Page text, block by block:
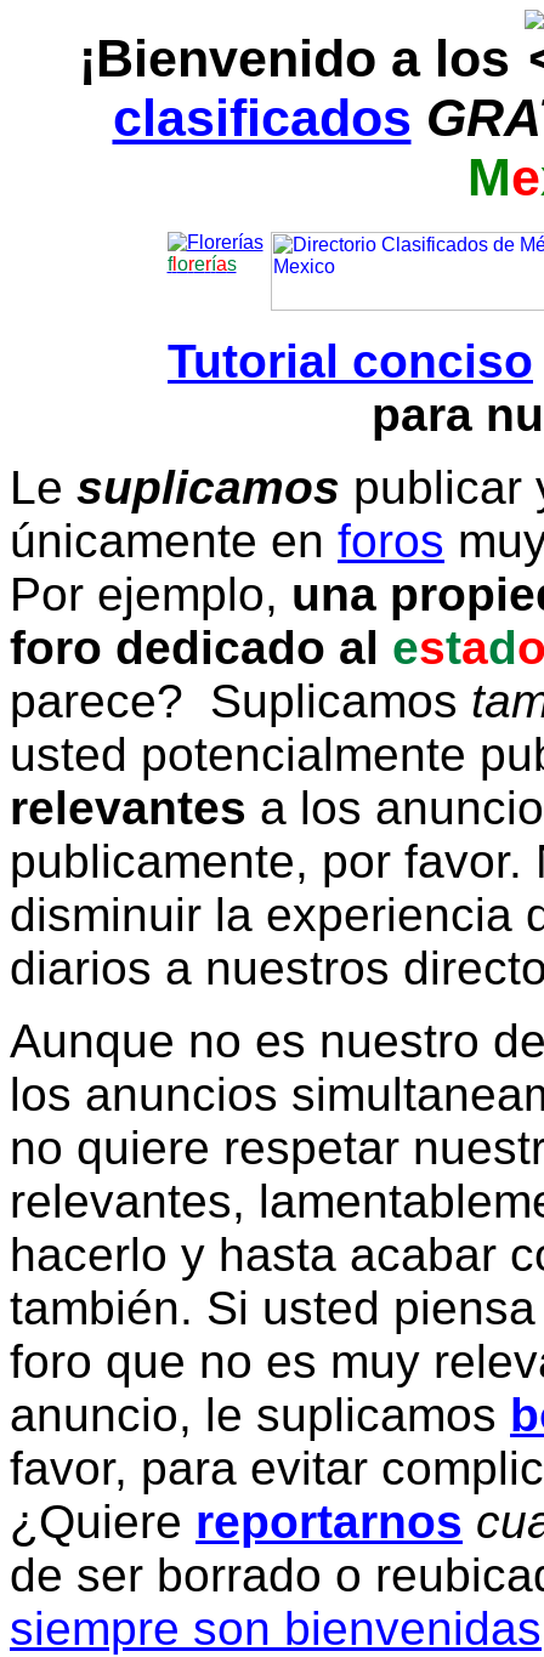
¡Bienvenido a los
clasificados
Me
florerías
Tutorial conciso
para
Le suplicamos publicar
únicamente en foros
Por ejemplo, una
foro dedicado al estad
parece? Suplicamos
usted potencialmente
relevantes a los
publicamente, por
disminuir la experiencia
diarios a nuestros
Aunque no es nuestro
los anuncios
no quiere respetar
relevantes,
hacerlo y hasta acabar
también. Si usted
foro que no es muy
anuncio, le suplicamos
favor, para evitar
¿Quiere reportarnos
de ser borrado o
siempre son bienvenidas